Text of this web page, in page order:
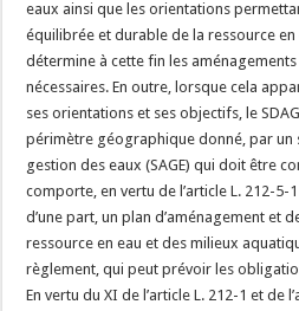
eaux ainsi que les orientations
équilibrée et durable de la ressource en
détermine à cette fin les
nécessaires. En outre, lorsque cela
ses orientations et ses objectifs, le
périmètre géographique donné, par un
gestion des eaux (SAGE) qui doit être
comporte, en vertu de l’article L. 212-5-
d’une part, un plan d’aménagement et
ressource en eau et des milieux
règlement, qui peut prévoir les
En vertu du XI de l’article L. 212-1 et de